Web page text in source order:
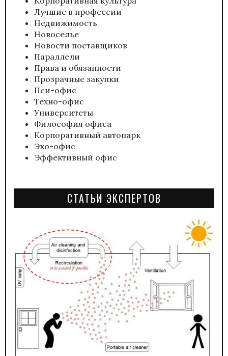
Лучшие в профессии
Недвижимость
Новоселье
Новости поставщиков
Параллели
Права и обязанности
Прозрачные закупки
Пси-офис
Техно-офис
Университеты
Философия офиса
Корпоративный автопарк
Эко-офис
Эффективный офис
СТАТЬИ ЭКСПЕРТОВ